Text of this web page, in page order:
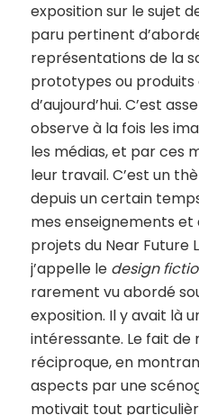
exposition sur le sujet
paru pertinent
représentations de la
prototypes ou produits
d’aujourd’hui. C’est
observe à la fois les
les médias, et par ces
leur travail. C’est un
depuis un certain
mes enseignements et
projets du Near Future
j’appelle le design
rarement vu abordé
exposition. Il y avait là
intéressante. Le fait
réciproque, en
aspects par une
motivait tout